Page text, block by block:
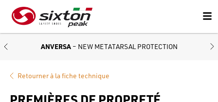
ANVERSA – NEW METATARSAL PROTECTION
Retourner à la fiche technique